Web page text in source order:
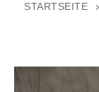
STARTSEITE